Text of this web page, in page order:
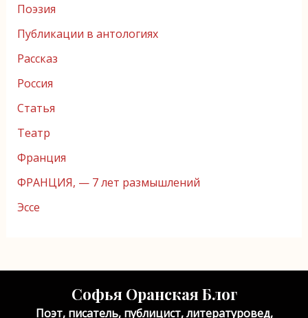
Поэзия
Публикации в антологиях
Рассказ
Россия
Статья
Театр
Франция
ФРАНЦИЯ, — 7 лет размышлений
Эссе
Софья Оранская Блог
Поэт, писатель, публицист, литературовед,